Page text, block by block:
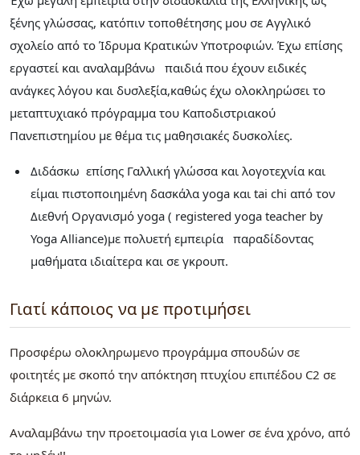
ξένης γλώσσας, κατόπιν τοποθέτησης μου σε Αγγλικό
σχολείο από το Ίδρυμα Κρατικών Υποτροφιών. Έχω επίσης
εργαστεί και αναλαμβάνω παιδιά που έχουν ειδικές
ανάγκες λόγου και δυσλεξία,καθώς έχω ολοκληρώσει το
μεταπτυχιακό πρόγραμμα του Καποδιστριακού
Πανεπιστημίου με θέμα τις μαθησιακές δυσκολίες.
Διδάσκω επίσης Γαλλική γλώσσα και λογοτεχνία και
είμαι πιστοποιημένη δασκάλα yoga και tai chi από τον
Διεθνή Οργανισμό yoga ( registered yoga teacher by
Yoga Alliance)με πολυετή εμπειρία παραδίδοντας
μαθήματα ιδιαίτερα και σε γκρουπ.
Γιατί κάποιος να με προτιμήσει
Προσφέρω ολοκληρωμενο προγράμμα σπουδών σε
φοιτητές με σκοπό την απόκτηση πτυχίου επιπέδου C2 σε
διάρκεια 6 μηνών.
Αναλαμβάνω την προετοιμασία για Lower σε ένα χρόνο, από